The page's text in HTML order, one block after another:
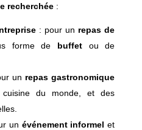
recherchée:
: pour un repas de
forme de buffetou de
un repas gastronomique
du monde, et des
un événement informel et